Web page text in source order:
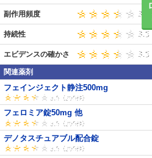
副作用頻度
持続性
エビデンスの確かさ
関連薬剤
フェインジェクト静注500mg
フェロミア錠50mg 他
デノタスチュアブル配合錠